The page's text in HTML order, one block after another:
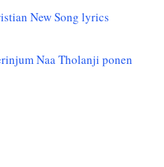
New Song lyrics
Naa Tholanji ponen